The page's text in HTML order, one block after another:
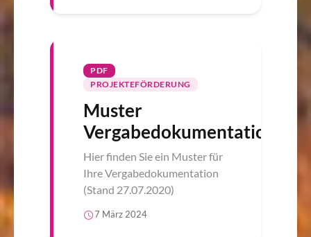
PDF
PROJEKTEFÖRDERUNG
Muster
Vergabedokumentation
Hier finden Sie ein Muster für
Ihre Vergabedokumentation
(Stand 27.07.2020)
7 März 2024